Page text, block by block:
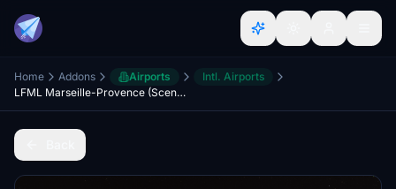
Home Addons Airports
Intl. Airports
LFML Marseille-Provence (Scenery & Lights Improvements)